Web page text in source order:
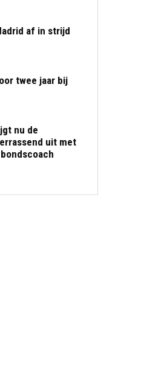
af in strijd
twee jaar bij
nu de
uit met